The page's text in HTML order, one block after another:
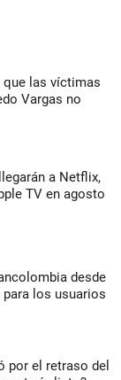
que las víctimas
Vargas no
a Netflix,
TV en agosto
desde
los usuarios
por el retraso del